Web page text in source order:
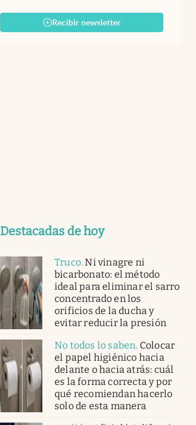
Recibir newsletter
Destacadas de hoy
Truco.Ni vinagre ni
bicarbonato: el método
ideal para eliminar el sarro
concentrado en los
orificios de la ducha y
evitar reducir la presión
No todos lo saben. Colocar
el papel higiénico hacia
delante o hacia atrás: cuál
es la forma correcta y por
qué recomiendan hacerlo
solo de esta manera